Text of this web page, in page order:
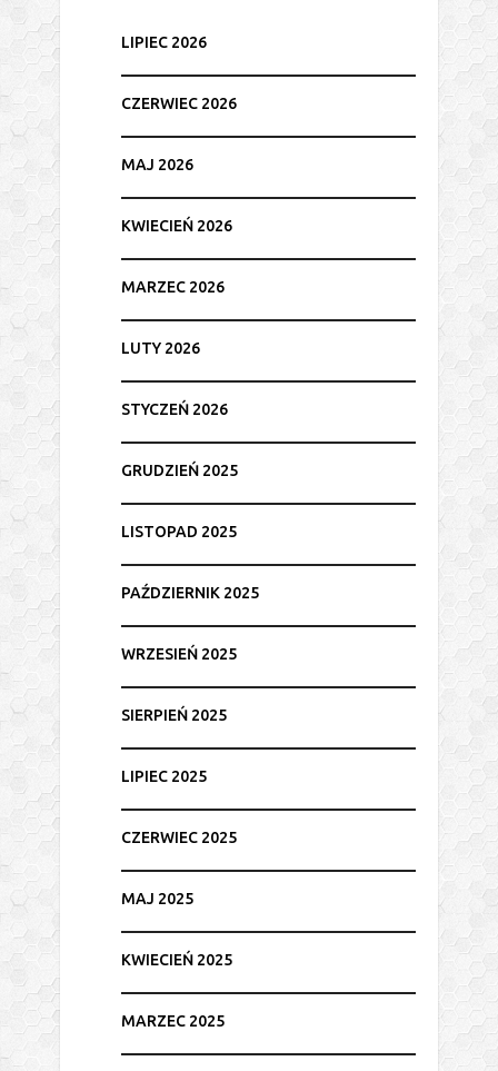
LIPIEC 2026
CZERWIEC 2026
MAJ 2026
KWIECIEŃ 2026
MARZEC 2026
LUTY 2026
STYCZEŃ 2026
GRUDZIEŃ 2025
LISTOPAD 2025
PAŹDZIERNIK 2025
WRZESIEŃ 2025
SIERPIEŃ 2025
LIPIEC 2025
CZERWIEC 2025
MAJ 2025
KWIECIEŃ 2025
MARZEC 2025